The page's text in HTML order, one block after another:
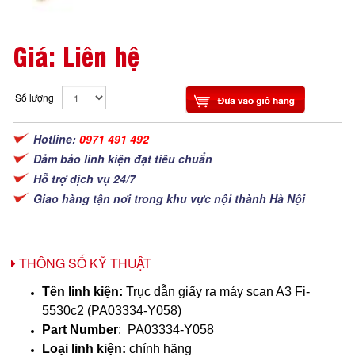
Giá: Liên hệ
Số lượng
Hotline: 0971 491 492
Đảm bảo linh kiện đạt tiêu chuẩn
Hỗ trợ dịch vụ 24/7
Giao hàng tận nơi trong khu vực nội thành Hà Nội
THÔNG SỐ KỸ THUẬT
Tên linh kiện: Trục dẫn giấy ra máy scan A3 Fi-
5530c2 (PA03334-Y058)
Part Number:
PA03334-Y058
Loại linh kiện: chính hãng